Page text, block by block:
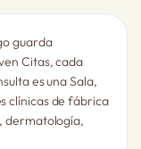
guarda
Citas, cada
es una Sala,
clínicas de fábrica
dermatología,